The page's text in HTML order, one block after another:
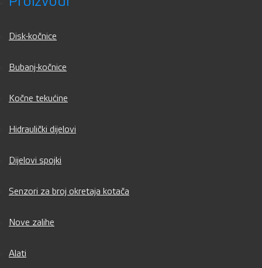
Disk-kočnice
Bubanj-kočnice
Kočne tekućine
Hidraulički dijelovi
Dijelovi spojki
Senzori za broj okretaja kotača
Nove zalihe
Alati